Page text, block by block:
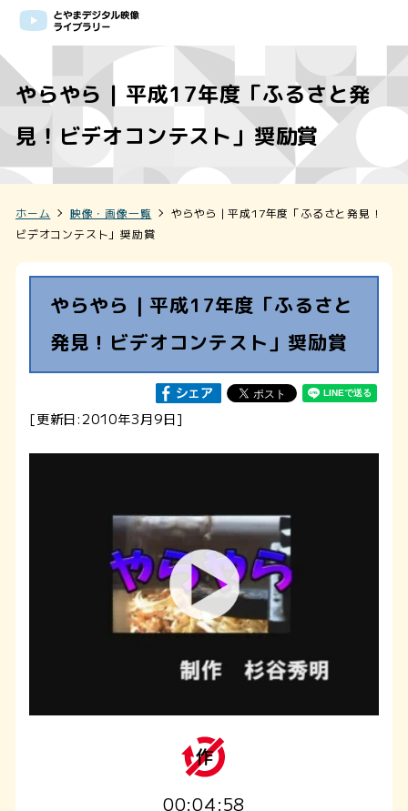
やらやら | 平成17年度「ふるさと発
見！ビデオコンテスト」奨励賞
ホーム 映像・画像一覧
やらやら | 平成17年度「ふるさと発見！
ビデオコンテスト」奨励賞
やらやら | 平成17年度「ふるさと
発見！ビデオコンテスト」奨励賞
[更新日:2010年3月9日]
00:04:58